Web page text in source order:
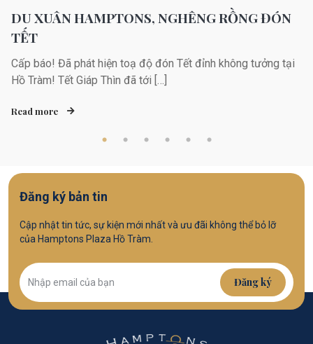
DU XUÂN HAMPTONS, NGHÊNG RỒNG ĐÓN
TẾT
Cấp báo! Đã phát hiện toạ độ đón Tết đỉnh không tưởng tại
Hồ Tràm! Tết Giáp Thìn đã tới […]
Read more
Đăng ký bản tin
Cập nhật tin tức, sự kiện mới nhất và ưu đãi không thể bỏ lỡ
của Hamptons Plaza Hồ Tràm.
Đăng ký